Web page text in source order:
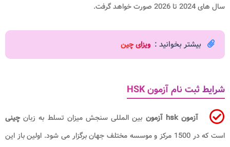
سال های 2024 تا 2026 صورت خواهد گرفت.
بیشتر بخوانید : ویزای چین
شرایط ثبت نام آزمون HSK
آزمون hsk آزمون بین المللی سنجش میزان تسلط به زبانچینی
است که در 1500 مرکز و موسسه مختلف جهان برگزار می شود. اولین باز این